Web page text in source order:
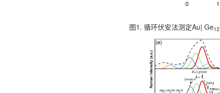
图1. 循环伏安法测定Au| Ge12